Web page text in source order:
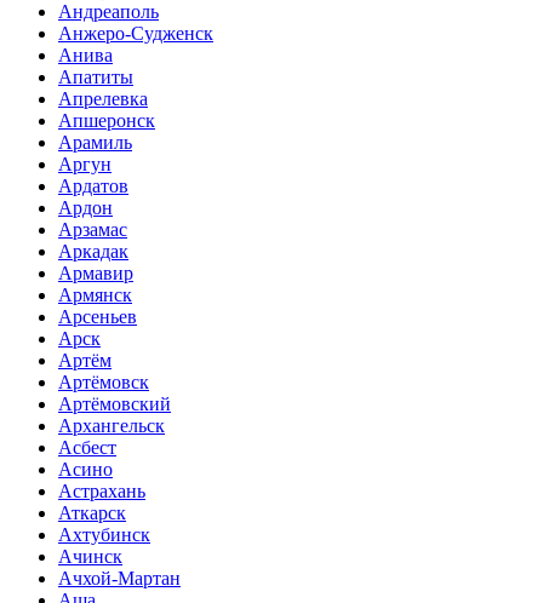
Андреаполь
Анжеро-Судженск
Анива
Апатиты
Апрелевка
Апшеронск
Арамиль
Аргун
Ардатов
Ардон
Арзамас
Аркадак
Армавир
Армянск
Арсеньев
Арск
Артём
Артёмовск
Артёмовский
Архангельск
Асбест
Асино
Астрахань
Аткарск
Ахтубинск
Ачинск
Ачхой-Мартан